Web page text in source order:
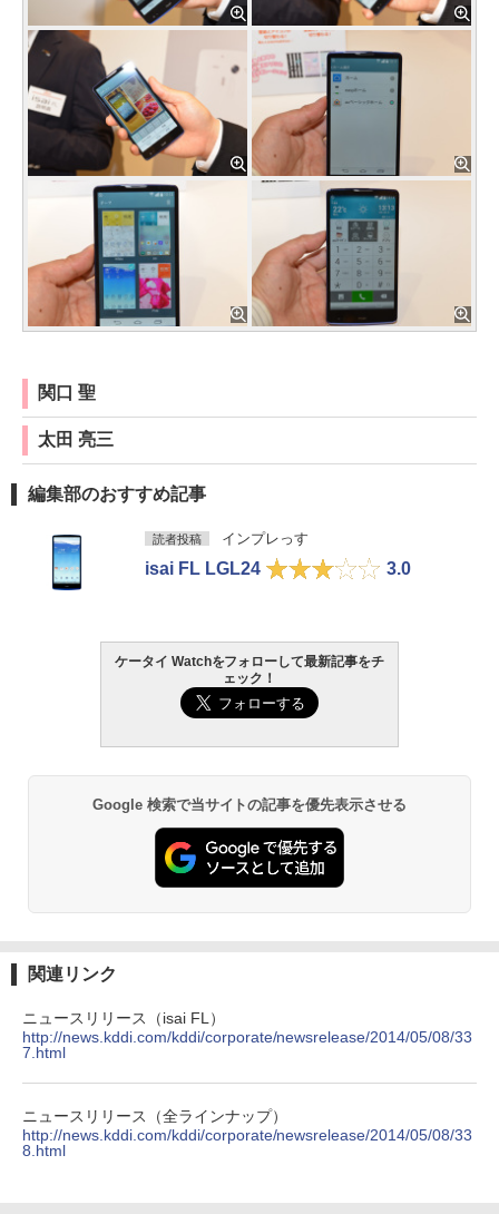
関口 聖
太田 亮三
編集部のおすすめ記事
読者投稿 インプレっす
isai FL LGL24 3.0
ケータイ Watchをフォローして最新記事をチ
ェック！
Google 検索で当サイトの記事を優先表示させる
関連リンク
ニュースリリース（isai FL）
http://news.kddi.com/kddi/corporate/newsrelease/2014/05/08/33
7.html
ニュースリリース（全ラインナップ）
http://news.kddi.com/kddi/corporate/newsrelease/2014/05/08/33
8.html